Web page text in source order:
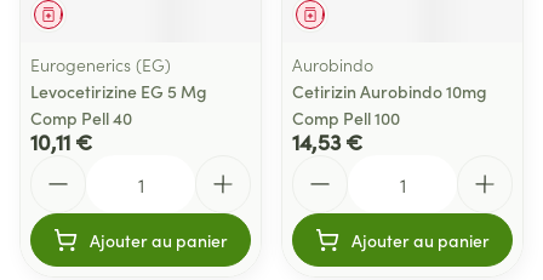
Médicament
Eurogenerics (EG)
Levocetirizine EG 5 Mg
Comp Pell 40
10,11 €
Ajouter au panier
Médicament
Aurobindo
Cetirizin Aurobindo 10mg
Comp Pell 100
14,53 €
Ajouter au panier